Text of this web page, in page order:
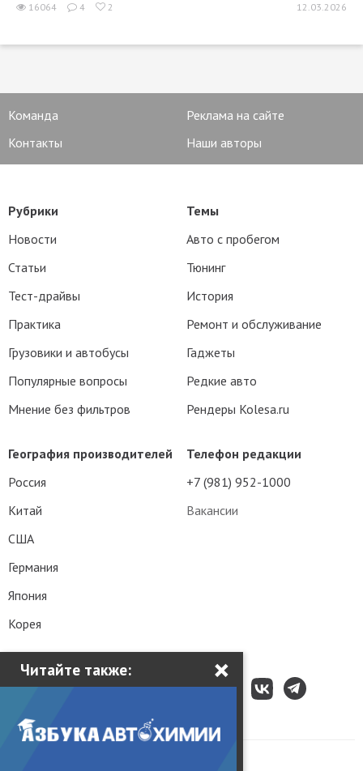
Читайте также: ×
16064 4 2 12.03.2026
Команда
Реклама на сайте
Контакты
Наши авторы
Телефон редакции
+7 (981) 952-1000
Вакансии
Рубрики
Новости
Статьи
Тест-драйвы
Практика
Грузовики и автобусы
Популярные вопросы
Мнение без фильтров
Темы
Авто с пробегом
Тюнинг
История
Ремонт и обслуживание
Гаджеты
Редкие авто
Рендеры Kolesa.ru
География производителей
Россия
Китай
США
Германия
Япония
Корея